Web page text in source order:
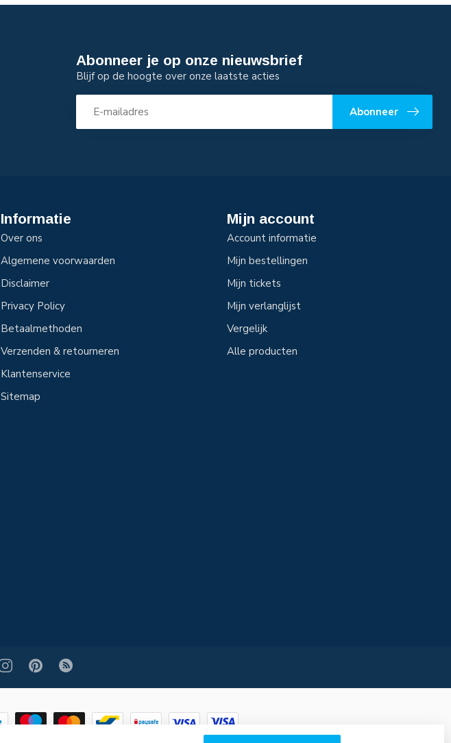
Abonneer je op onze nieuwsbrief
Blijf op de hoogte over onze laatste acties
Abonneer
Informatie
Over ons
Algemene voorwaarden
Disclaimer
Privacy Policy
Betaalmethoden
Verzenden & retourneren
Klantenservice
Sitemap
Mijn account
Account informatie
Mijn bestellingen
Mijn tickets
Mijn verlanglijst
Vergelijk
Alle producten